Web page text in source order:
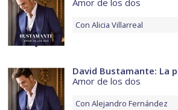
Amor de los dos
Con Alicia Villarreal
David Bustamante: La
Amor de los dos
Con Alejandro Fernández